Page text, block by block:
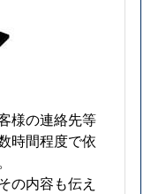
様の連絡先等
時間程度で依
の内容も伝え